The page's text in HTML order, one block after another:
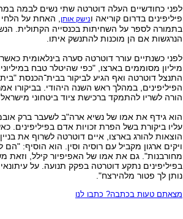
לפני כחודשיים העלה דוטרטה שתי נשים לבמה
פיליפינים בדרום קוריאה ונישק אותן
, האחת על
בתמורה לספר על השחיתות בכנסייה הקתולית.
הנרגשות אם הן מוכנות להתנשק איתו.
לפני כשנתיים עורר דוטרטה סערה בינלאומית
מיליון מסוממים בארצו, "כפי שהיטלר טבח
התנצל דוטרטה ואף הגיע לביקור בבית־הכנסת
הפיליפינים, במהלך ראש השנה היהודי. בביקורו
הורה לשריו להתמקד ברכישת ציוד ביטחוני מישראל.
הוא גידף את אמו של נשיא ארה"ב לשעבר ברק
עליו ביקורת בשל הפרת זכויות אדם בפיליפינים.
הוצאות להורג בארצו, איים דוטרטה לשרוף את
ויקים ארגון מקביל עם רוסיה וסין. הוא הוסיף:
מחורבנות". גם את אמו של האפיפיור קילל, וזאת
בפיליפינים נתקע דוטרטה בפקק תנועה. על
נותן לך פטור מלהירצח".
מצאתם טעות בכתבה? כתבו לנו